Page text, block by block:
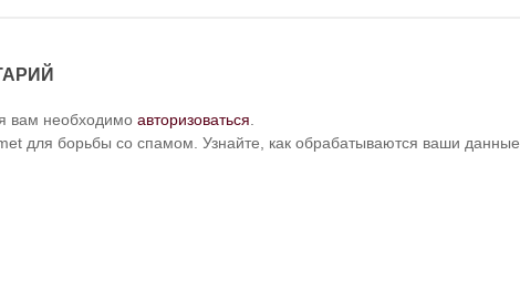
вам необходимо авторизоваться
для борьбы со спамом. Узнайте, как обрабатываются ваши данные